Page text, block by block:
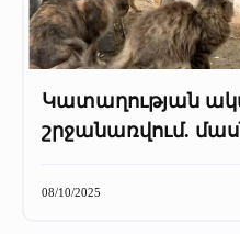
Կատաղության
շրջանառվում.
08/10/2025